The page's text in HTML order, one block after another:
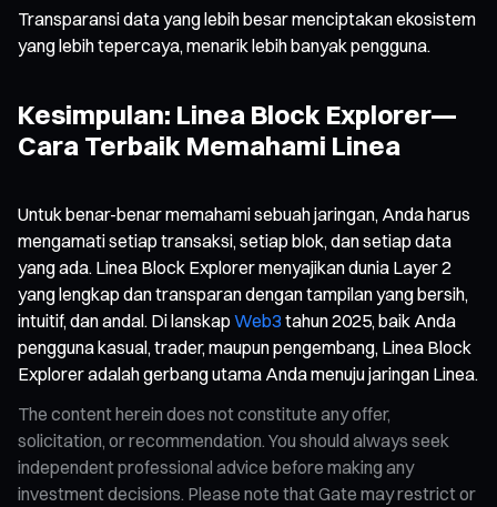
Transparansi data yang lebih besar menciptakan ekosistem
yang lebih tepercaya, menarik lebih banyak pengguna.
Kesimpulan: Linea Block Explorer—
Cara Terbaik Memahami Linea
Untuk benar-benar memahami sebuah jaringan, Anda harus
mengamati setiap transaksi, setiap blok, dan setiap data
yang ada. Linea Block Explorer menyajikan dunia Layer 2
yang lengkap dan transparan dengan tampilan yang bersih,
intuitif, dan andal. Di lanskap Web3 tahun 2025, baik Anda
pengguna kasual, trader, maupun pengembang, Linea Block
Explorer adalah gerbang utama Anda menuju jaringan Linea.
The content herein does not constitute any offer,
solicitation, or recommendation. You should always seek
independent professional advice before making any
investment decisions. Please note that Gate may restrict or